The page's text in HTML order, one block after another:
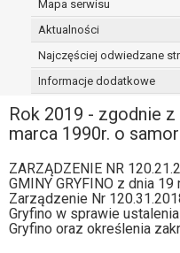
Mapa serwisu
Aktualności
Najczęściej odwiedzane
Informacje dodatkowe
Rok 2019 - zgodnie
marca 1990r. o
ZARZĄDZENIE NR
GMINY GRYFINO z dnia
Zarządzenie Nr
Gryfino w sprawie
Gryfino oraz określenia
podstawie
której
zgody
prawo
danych na
podstawą